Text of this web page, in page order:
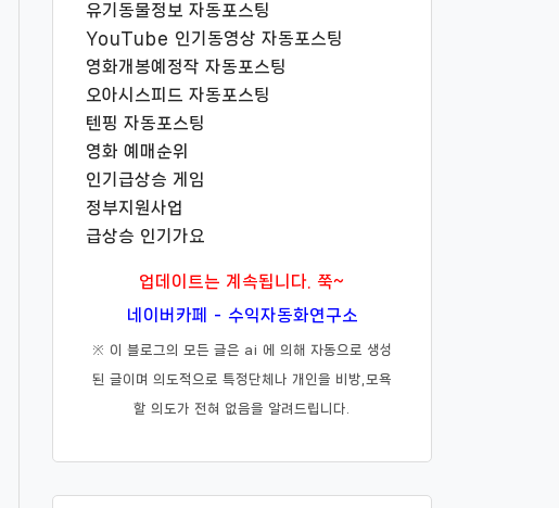
유기동물정보 자동포스팅
YouTube 인기동영상 자동포스팅
영화개봉예정작 자동포스팅
오아시스피드 자동포스팅
텐핑 자동포스팅
영화 예매순위
인기급상승 게임
정부지원사업
급상승 인기가요
업데이트는 계속됩니다. 쭉~
네이버카페 - 수익자동화연구소
※ 이 블로그의 모든 글은 ai 에 의해 자동으로 생성
된 글이며 의도적으로 특정단체나 개인을 비방,모욕
할 의도가 전혀 없음을 알려드립니다.